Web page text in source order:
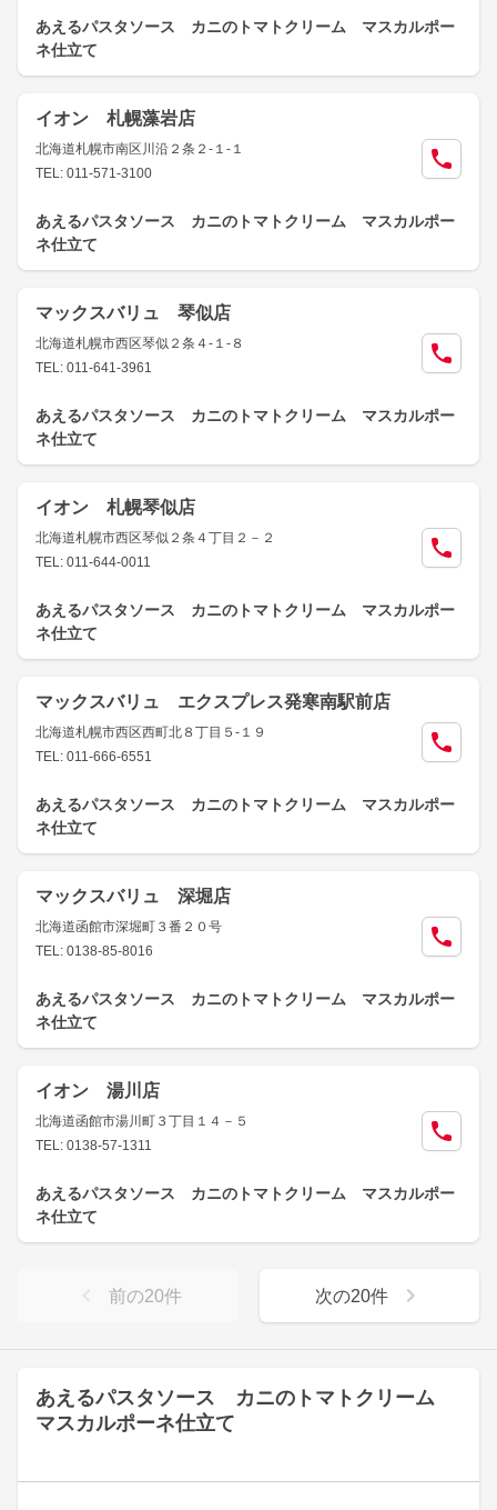
あえるパスタソース カニのトマトクリーム
マスカルポーネ仕立て
あえるパスタソース カニのトマトクリーム マスカルポー
ネ仕立て
イオン 札幌藻岩店
北海道札幌市南区川沿２条２-１-１
TEL: 011-571-3100
あえるパスタソース カニのトマトクリーム マスカルポー
ネ仕立て
マックスバリュ 琴似店
北海道札幌市西区琴似２条４-１-８
TEL: 011-641-3961
あえるパスタソース カニのトマトクリーム マスカルポー
ネ仕立て
イオン 札幌琴似店
北海道札幌市西区琴似２条４丁目２－２
TEL: 011-644-0011
あえるパスタソース カニのトマトクリーム マスカルポー
ネ仕立て
マックスバリュ エクスプレス発寒南駅前店
北海道札幌市西区西町北８丁目５-１９
TEL: 011-666-6551
あえるパスタソース カニのトマトクリーム マスカルポー
ネ仕立て
マックスバリュ 深堀店
北海道函館市深堀町３番２０号
TEL: 0138-85-8016
あえるパスタソース カニのトマトクリーム マスカルポー
ネ仕立て
イオン 湯川店
北海道函館市湯川町３丁目１４－５
TEL: 0138-57-1311
あえるパスタソース カニのトマトクリーム マスカルポー
ネ仕立て
前の20件 次の20件